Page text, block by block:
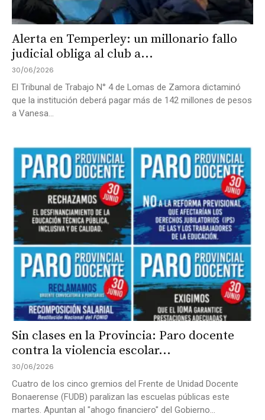
Alerta en Temperley: un millonario fallo
judicial obliga al club a...
30/06/2026
El Tribunal de Trabajo N° 4 de Lomas de Zamora dictaminó
que la institución deberá pagar más de 142 millones de pesos
a Vanesa...
Sin clases en la Provincia: Paro docente
contra la violencia escolar...
30/06/2026
Cuatro de los cinco gremios del Frente de Unidad Docente
Bonaerense (FUDB) paralizan las escuelas públicas este
martes. Apuntan al "ahogo financiero" del Gobierno...